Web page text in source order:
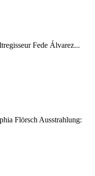
Fede Álvarez...
Flörsch Ausstrahlung: